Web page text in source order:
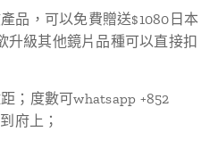
品，可以免費贈送$1080日本
升級其他鏡片品種可以直接扣
；度數可whatsapp +852
府上；